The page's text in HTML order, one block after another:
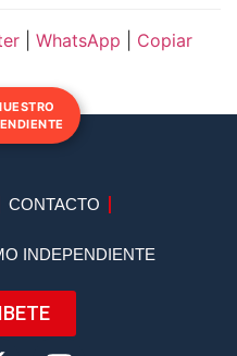
WhatsApp
Copiar
CONTACTO
INDEPENDIENTE